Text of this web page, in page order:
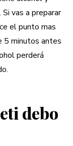
vas a preparar
el punto mas
5 minutos antes
perderá
debo